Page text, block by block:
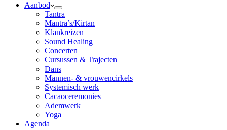
Aanbod
Tantra
Mantra’s/Kirtan
Klankreizen
Sound Healing
Concerten
Cursussen & Trajecten
Dans
Mannen- & vrouwencirkels
Systemisch werk
Cacaoceremonies
Ademwerk
Yoga
Agenda